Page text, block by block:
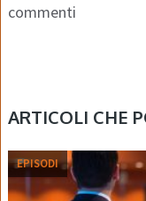
commenti
ARTICOLI CHE
EPISODI